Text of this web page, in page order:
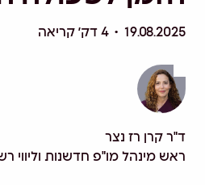
19.08.2025 • 4 דק׳ קריאה
ד"ר קרן רז נצר
ראש מינהל מו"פ חדשנות וליווי